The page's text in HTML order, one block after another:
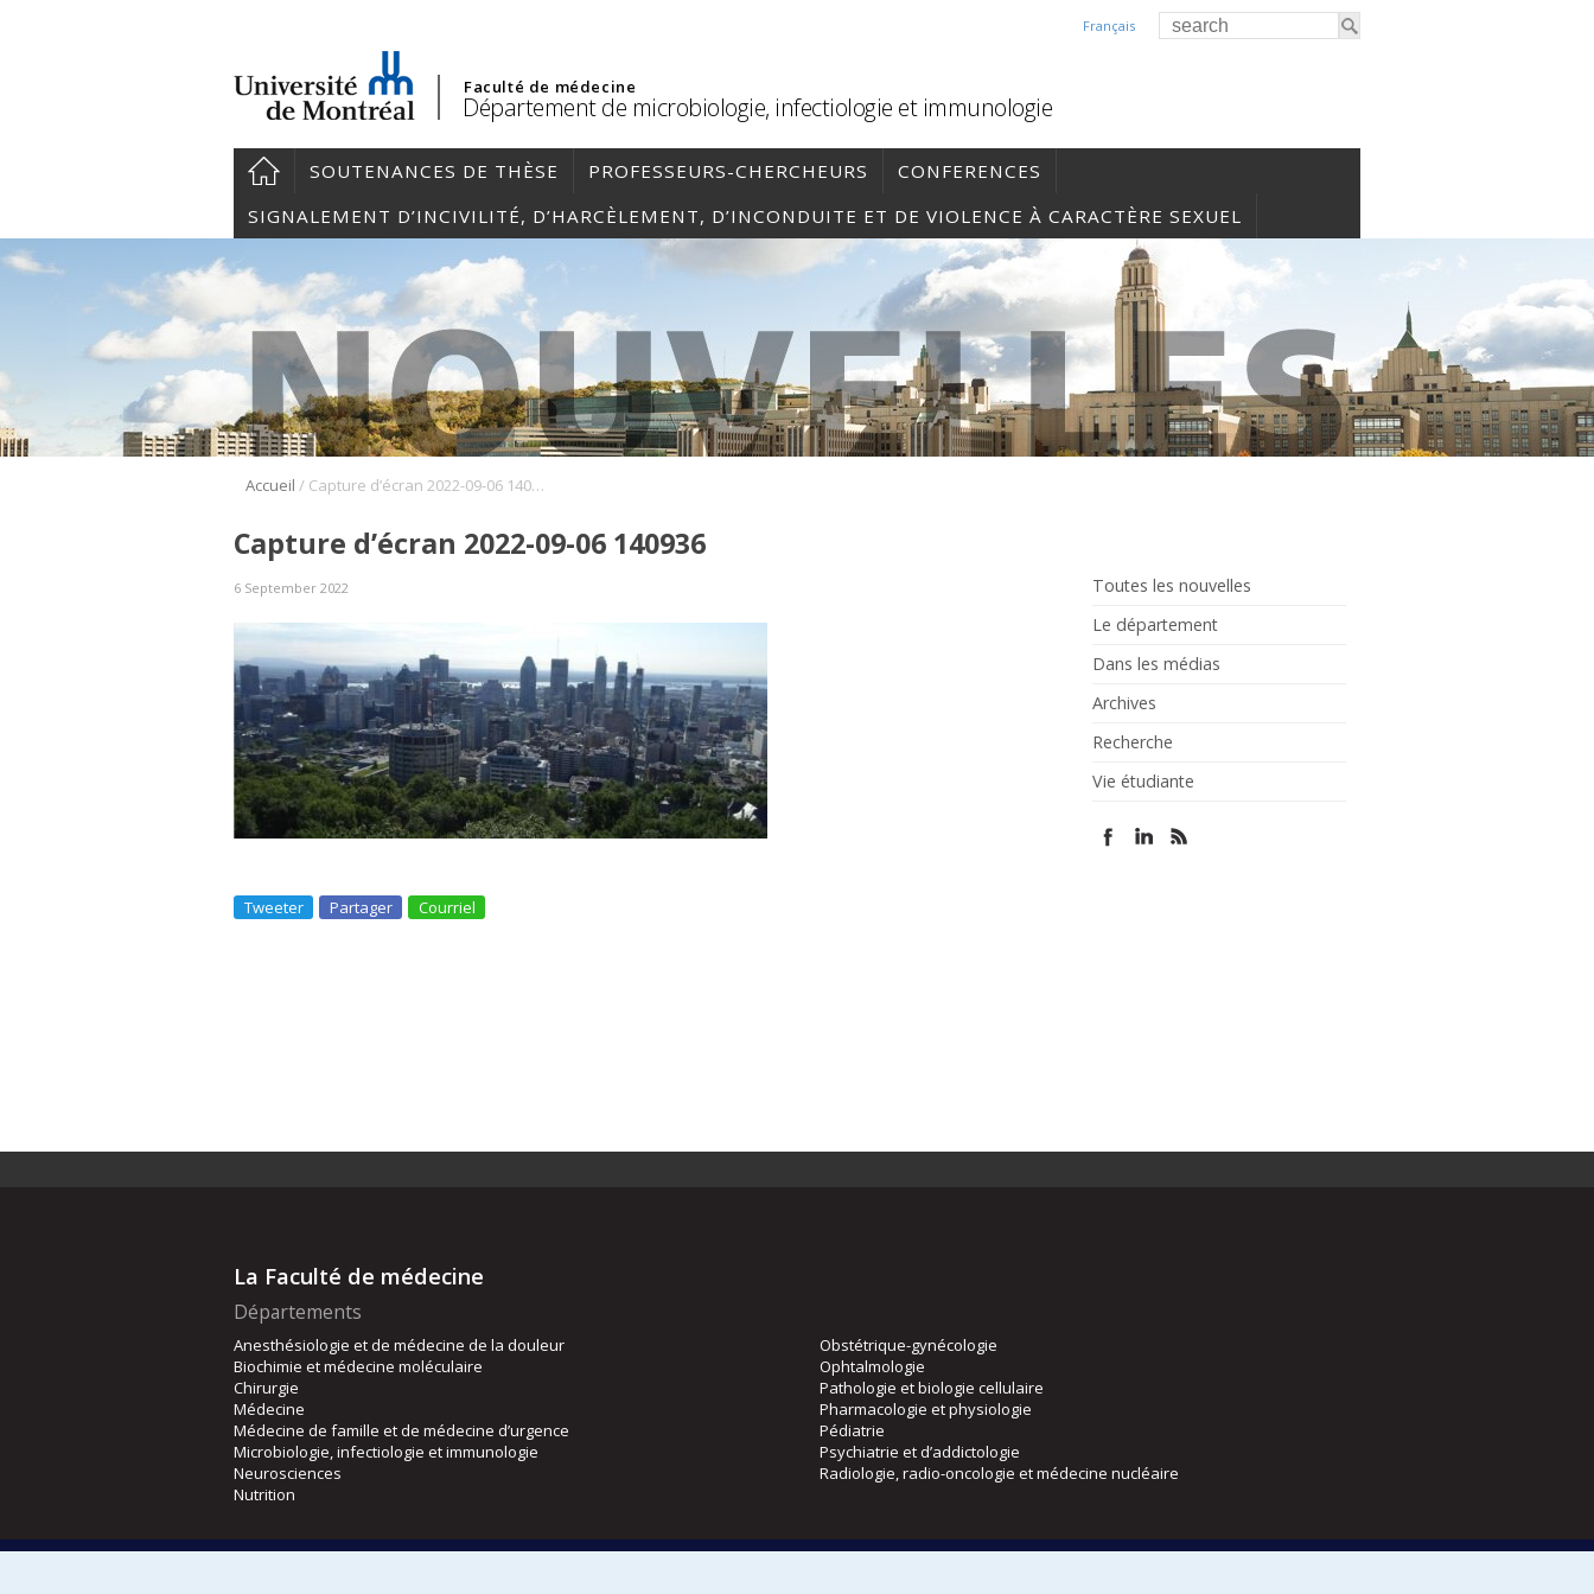
Français
Faculté de médecine
Département de microbiologie, infectiologie et immunologie
SOUTENANCES DE THÈSE PROFESSEURS-CHERCHEURS
CONFERENCES
SIGNALEMENT D’INCIVILITÉ, D’HARCÈLEMENT, D’INCONDUITE ET DE VIOLENCE À CARACTÈRE SEXUEL
Accueil / Capture d’écran 2022-09-06 140936
Toutes les nouvelles
Le département
Dans les médias
Archives
Recherche
Vie étudiante
Capture d’écran 2022-09-06 140936
6 September 2022
Tweeter Partager Courriel
La Faculté de médecine
Départements
Anesthésiologie et de médecine de la douleur
Biochimie et médecine moléculaire
Chirurgie
Médecine
Médecine de famille et de médecine d’urgence
Microbiologie, infectiologie et immunologie
Neurosciences
Nutrition
Obstétrique-gynécologie
Ophtalmologie
Pathologie et biologie cellulaire
Pharmacologie et physiologie
Pédiatrie
Psychiatrie et d’addictologie
Radiologie, radio-oncologie et médecine nucléaire
Écoles Directions